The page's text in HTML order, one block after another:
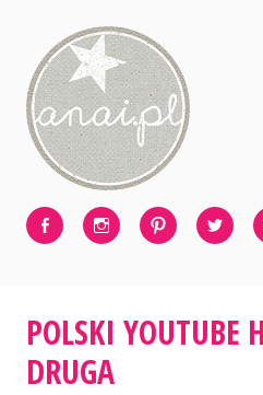
content
POLSKI YOUTUBE
DRUGA